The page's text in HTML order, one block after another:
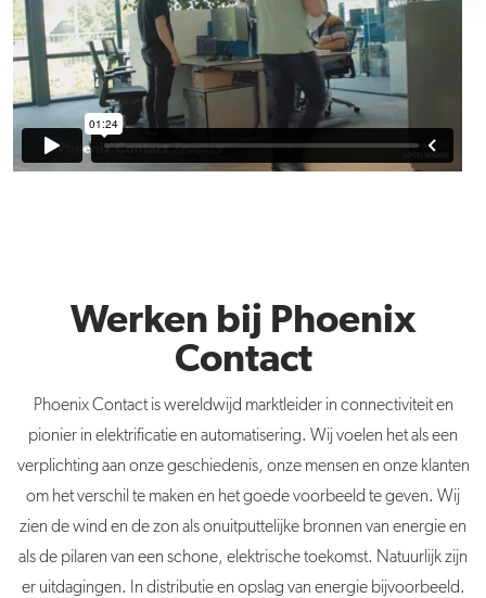
Werken bij Phoenix
Contact
Phoenix Contact is wereldwijd marktleider in connectiviteit en
pionier in elektrificatie en automatisering. Wij voelen het als een
verplichting aan onze geschiedenis, onze mensen en onze klanten
om het verschil te maken en het goede voorbeeld te geven. Wij
zien de wind en de zon als onuitputtelijke bronnen van energie en
als de pilaren van een schone, elektrische toekomst. Natuurlijk zijn
er uitdagingen. In distributie en opslag van energie bijvoorbeeld.